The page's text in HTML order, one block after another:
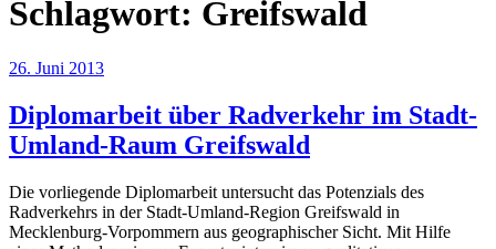
Schlagwort: Greifswald
26. Juni 2013
Diplomarbeit über Radverkehr im Stadt-
Umland-Raum Greifswald
Die vorliegende Diplomarbeit untersucht das Potenzials des
Radverkehrs in der Stadt-Umland-Region Greifswald in
Mecklenburg-Vorpommern aus geographischer Sicht. Mit Hilfe